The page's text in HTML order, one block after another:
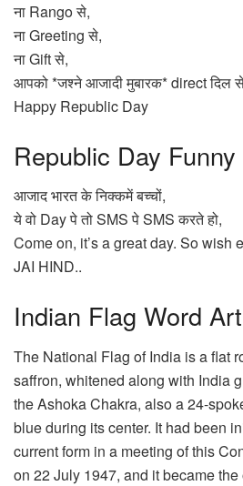
ना Rango से,
ना Greeting से,
ना Gift से,
आपको *जश्ने आजादी मुबारक* direct दिल
Happy Republic Day
Republic Day
आजाद भारत के निक्कमें बच्चों,
ये वो Day पे तो SMS पे SMS करते हो,
Come on, it’s a great day. So
JAI HIND..
Indian Flag Word
The National Flag of India is a flat
saffron, whitened along with India
the Ashoka Chakra, also a 24-
blue during its center. It had been
current form in a meeting of this
on 22 July 1947, and it became